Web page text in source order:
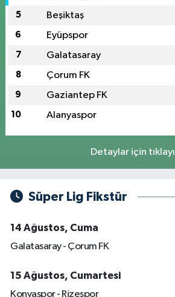
7 Galatasaray
8 Çorum FK
9 Gaziantep FK
10 Alanyaspor
Süper Lig Fikstür
Galatasaray - Çorum FK
15 Ağustos, Cumartesi
Konyaspor - Rizespor
Kasımpaşa - Trabzonspor